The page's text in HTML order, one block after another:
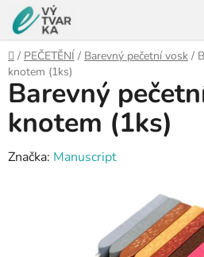
Přejít
na
obsah
Domů
/ PEČETĚNÍ / Barevný pečetní vosk /
knotem (1ks)
Barevný
knotem (1ks)
Značka: Manuscript